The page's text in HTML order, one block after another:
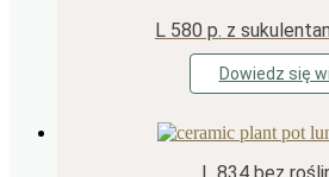
L 580 p. z
Dowiedz się